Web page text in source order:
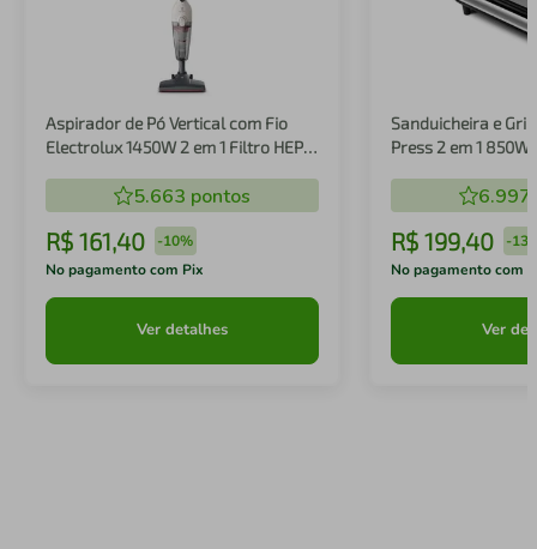
Aspirador de Pó Vertical com Fio
Electrolux 1450W 2 em 1 Filtro HEPA
5.663 pontos
R$ 161,40 -10%
No pagamento com Pix
Ver detalhes
Sanduicheira e
Press 2 em 1 850W
6.997
R$ 199,40 -
No pagamento com
Ver